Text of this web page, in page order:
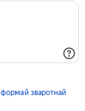
формай зваротнай